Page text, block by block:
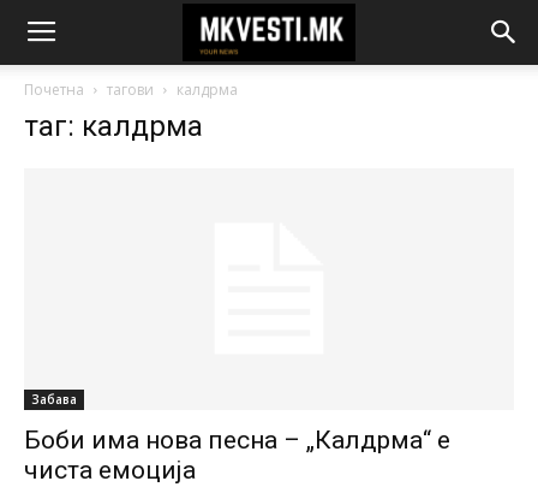
Почетна тагови калдрма
таг: калдрма
Забава
Боби има нова песна – „Калдрма“ е
чиста емоција